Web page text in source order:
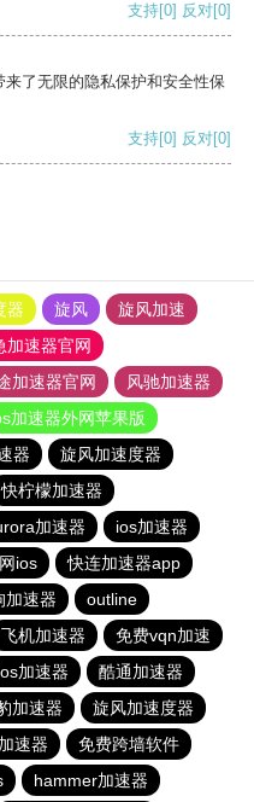
支持[0] 反对[0]
了无限的隐私保护和安全性保
支持[0] 反对[0]
器 旋风
旋风加速
加速器官网
加速器官网
风驰加速器
加速器外网苹果版
器
旋风加速度器
快柠檬加速器
加速器
ios加速器
ios
快连加速器app
加速器
outline
飞机加速器
免费vqn加速
加速器
酷通加速器
加速器
旋风加速度器
速器
免费跨墙软件
hammer加速器